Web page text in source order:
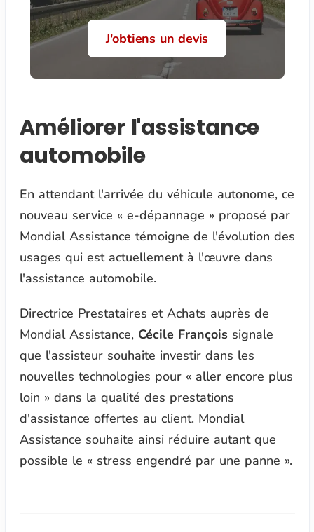
J'obtiens un devis
Améliorer l'assistance
automobile
En attendant l'arrivée du véhicule autonome, ce
nouveau service « e-dépannage » proposé par
Mondial Assistance témoigne de l'évolution des
usages qui est actuellement à l'œuvre dans
l'assistance automobile.
Directrice Prestataires et Achats auprès de
Mondial Assistance, Cécile Françoissignale
que l'assisteur souhaite investir dans les
nouvelles technologies pour « aller encore plus
loin » dans la qualité des prestations
d'assistance offertes au client. Mondial
Assistance souhaite ainsi réduire autant que
possible le « stress engendré par une panne ».